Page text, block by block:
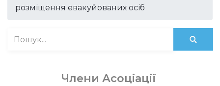
розміщення евакуйованих осіб
Члени Асоціації